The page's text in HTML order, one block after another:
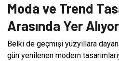
Moda ve Trend
Arasında Yer Alıyor
Belki de geçmişi yüzyıllara
gün yenilenen modern